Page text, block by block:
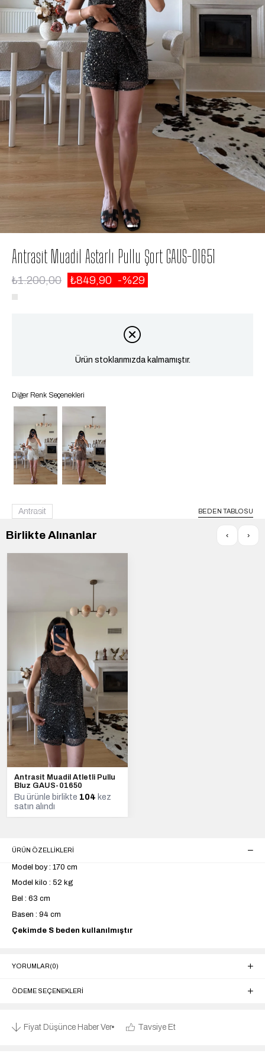
Antrasit Muadil Astarlı Pullu Şort GAUS-01651
₺1.200,00 ₺849,90 29
Ürün stoklarımızda kalmamıştır.
Diğer Renk Seçenekleri
Tükendi
Antrasit BEDEN TABLOSU
Birlikte Alınanlar ‹ ›
Antrasit Muadil Atletli Pullu
Bluz GAUS-01650
Bu ürünle birlikte 104 kez
satın alındı
ÜRÜN ÖZELLIKLERI
Model boy : 170 cm
Model kilo : 52 kg
Bel : 63 cm
Basen : 94 cm
Çekimde S beden kullanılmıştır
YORUMLAR(0)
ÖDEME SEÇENEKLERI
Fiyat Düşünce Haber Ver Tavsiye Et